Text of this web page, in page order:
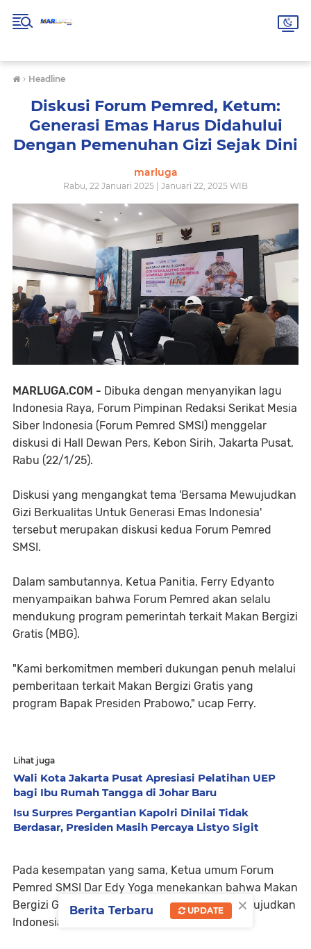
› Headline
Diskusi Forum Pemred, Ketum:
Generasi Emas Harus Didahului
Dengan Pemenuhan Gizi Sejak Dini
marluga
Rabu, 22 Januari 2025 | Januari 22, 2025 WIB
MARLUGA.COM - Dibuka dengan menyanyikan lagu
Indonesia Raya, Forum Pimpinan Redaksi Serikat Mesia
Siber Indonesia (Forum Pemred SMSI) menggelar
diskusi di Hall Dewan Pers, Kebon Sirih, Jakarta Pusat,
Rabu (22/1/25).
Diskusi yang mengangkat tema 'Bersama Mewujudkan
Gizi Berkualitas Untuk Generasi Emas Indonesia'
tersebut merupakan diskusi kedua Forum Pemred
SMSI.
Dalam sambutannya, Ketua Panitia, Ferry Edyanto
menyampaikan bahwa Forum Pemred akan selalu
mendukung program pemerintah terkait Makan Bergizi
Gratis (MBG).
"Kami berkomitmen memberi dukungan penuh melalui
pemberitaan terkait Makan Bergizi Gratis yang
program Bapak Presiden Prabowo," ucap Ferry.
Lihat juga
Wali Kota Jakarta Pusat Apresiasi Pelatihan UEP
bagi Ibu Rumah Tangga di Johar Baru
Isu Surpres Pergantian Kapolri Dinilai Tidak
Berdasar, Presiden Masih Percaya Listyo Sigit
Pada kesempatan yang sama, Ketua umum Forum
Pemred SMSI Dar Edy Yoga menekankan bahwa Makan
Bergizi Gratis merupakan program dalam mewujudkan
Indonesia Emas.
×
Berita Terbaru UPDATE